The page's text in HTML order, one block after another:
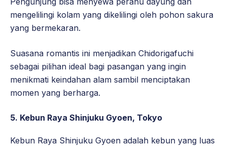
mengelilingi kolam yang dikelilingi oleh pohon sakura
yang bermekaran.
Suasana romantis ini menjadikan Chidorigafuchi
sebagai pilihan ideal bagi pasangan yang ingin
menikmati keindahan alam sambil menciptakan
momen yang berharga.
5. Kebun Raya Shinjuku Gyoen, Tokyo
Kebun Raya Shinjuku Gyoen adalah kebun yang luas